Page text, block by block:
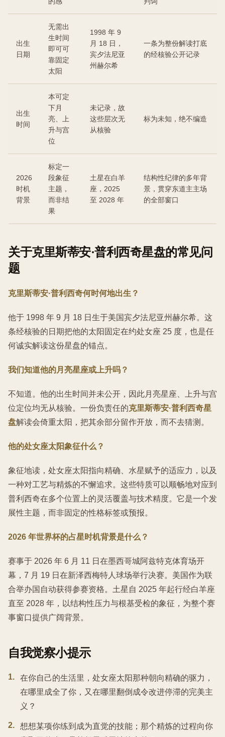
出生
日期
无需出
生时间
即可可
靠固定
太阳
1998 年 9
月 18 日，
宾夕法尼亚
州赫尔希
一条为整份解读打底
的经核验公开记录
出生
时间
本可定
下月
亮、上
升与宫
位
未记录，故
这些层次无
从核验
标为未知，绝不编造
2026
时机
背景
标定一
段象征
主题，
而非结
果
土星在白羊
座，2025
至 2028 年
结构性纪律的多年背
景，贯穿东道主主场
的全部窗口
关于克里斯蒂安·普利西奇星盘的常见问
题
克里斯蒂安·普利西奇何时何地出生？
他于 1998 年 9 月 18 日生于美国宾夕法尼亚州赫尔希。这
条经核验的日期把他的太阳固定在约处女座 25 度，也是任
何诚实解读这份星盘的锚点。
我们知道他的月亮星座或上升吗？
不知道。他的出生时间并未公开，因此月亮星座、上升与宫
位定位均无从核验。一份负责任的克里斯蒂安·普利西奇星
盘解读会倚重太阳，把其余部分留作开放，而不去猜测。
他的处女座太阳象征什么？
象征地读，处女座太阳指向精确、水星赋予的适应力，以及
一种对工艺与精炼的不懈追求。这些特质可以顺畅地对应到
普利西奇在多个位置上的灵活覆盖与技术精度。它是一个发
展性主题，而非固定的性格标签或预报。
2026 年世界杯的占星时机背景是什么？
赛事于 2026 年 6 月 11 日在墨西哥城阿兹特克体育场开
幕，7 月 19 日在新泽西梅特人球场举行决赛。美国作为联
合举办国自动获得参赛资格。土星自 2025 年起行经白羊座
直至 2028 年，以结构性压力与根基受检的象征，为整个赛
事窗口提供广阔背景。
自我觉察小提示
1.
在你自己的生活里，处女座太阳那种朝向精确的驱力，
在哪里成全了你，又在哪里翻倒成令改进停滞的完美主
义？
2.
想想某项你练到成为直觉的技能；那个精炼的过程向你